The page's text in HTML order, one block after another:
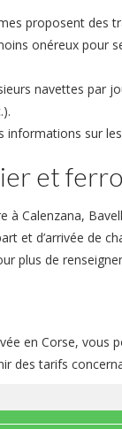
proposent des
onéreux pour
navettes par
informations sur les
et
à Calenzana,
et d’arrivée de
plus de
en Corse, vous
des tarifs